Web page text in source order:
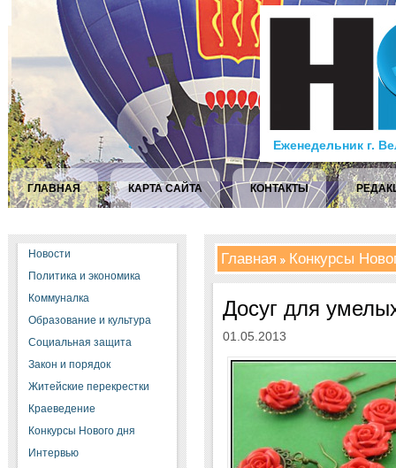
Еженедельник г.
ГЛАВНАЯ КАРТА САЙТА КОНТАКТЫ
Новости
Политика и экономика
Коммуналка
Образование и культура
Социальная защита
Закон и порядок
Житейские перекрестки
Краеведение
Конкурсы Нового дня
Интервью
Главная Конкурсы
Досуг для
01.05.2013